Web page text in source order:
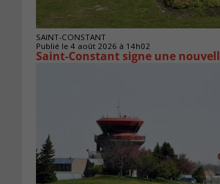
SAINT-CONSTANT
Publié le 4 août 2026 à 14h02
Saint-Constant signe une